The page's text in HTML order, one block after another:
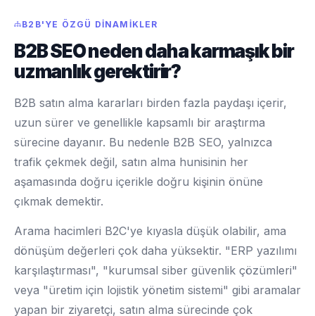
B2B'YE ÖZGÜ DINAMIKLER
B2B SEO neden daha karmaşık bir
uzmanlık gerektirir?
B2B satın alma kararları birden fazla paydaşı içerir,
uzun sürer ve genellikle kapsamlı bir araştırma
sürecine dayanır. Bu nedenle B2B SEO, yalnızca
trafik çekmek değil, satın alma hunisinin her
aşamasında doğru içerikle doğru kişinin önüne
çıkmak demektir.
Arama hacimleri B2C'ye kıyasla düşük olabilir, ama
dönüşüm değerleri çok daha yüksektir. "ERP yazılımı
karşılaştırması", "kurumsal siber güvenlik çözümleri"
veya "üretim için lojistik yönetim sistemi" gibi aramalar
yapan bir ziyaretçi, satın alma sürecinde çok